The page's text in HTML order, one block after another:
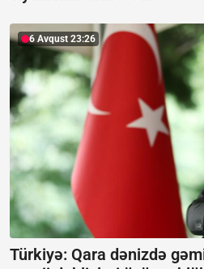
6 Avqust 23:26
Türkiyə: Qara dənizdə